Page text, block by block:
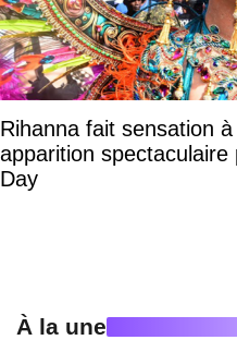
Rihanna fait sensation
apparition
Day
À la une